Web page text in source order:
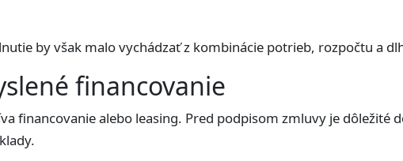
by však malo vychádzať z kombinácie potrieb, rozpočtu a
financovanie
financovanie alebo leasing. Pred podpisom zmluvy je dôležité